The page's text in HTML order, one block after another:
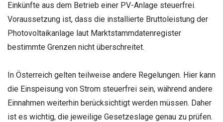
Einkünfte aus dem Betrieb einer PV-Anlage steuerfrei.
Voraussetzung ist, dass die installierte Bruttoleistung der
Photovoltaikanlage laut Marktstammdatenregister
bestimmte Grenzen nicht überschreitet.
In Österreich gelten teilweise andere Regelungen. Hier kann
die Einspeisung von Strom steuerfrei sein, während andere
Einnahmen weiterhin berücksichtigt werden müssen. Daher
ist es wichtig, die jeweilige Gesetzeslage genau zu prüfen.